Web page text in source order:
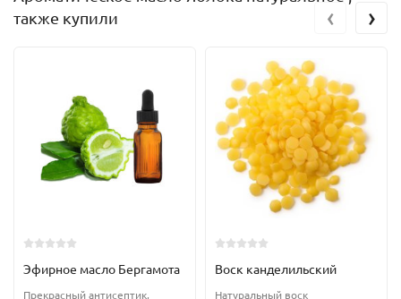
также купили
Эфирное масло Бергамота
Прекрасный антисептик,
Воск канделильский
Натуральный воск
‹ ›